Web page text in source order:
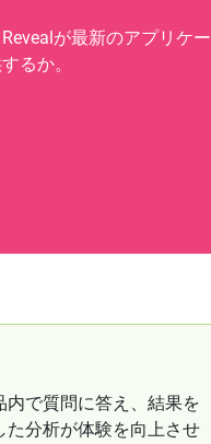
が最新のアプリケー
るか。
で質問に答え、結果を
た分析が体験を向上させ